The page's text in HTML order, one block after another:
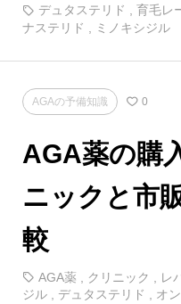
デュタステリド , 育毛レ
ナステリド , ミノキシジル
AGAの予備知識 0
AGA薬の購
ニックと市
較
AGA薬 クリニック レ
ジル , デュタステリド , オ